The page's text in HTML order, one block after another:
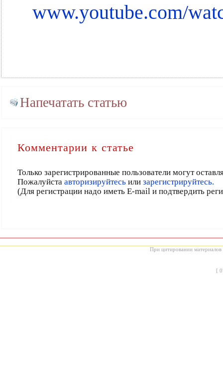
www.youtube.com/
Напечатать статью
Комментарии к статье
Только зарегистрированные пользователи могут
Пожалуйста авторизируйтесьили зарегистрируйтесь.
(Для регистрации надо иметь E-mail и подтвердить
При цитировании материалов
[